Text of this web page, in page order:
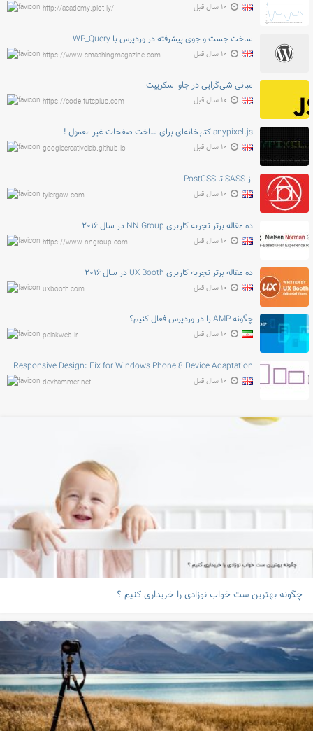
http://academy.plot.ly/ ۱۰ سال قبل
ساخت جست و جوی پیشرفته در وردپرس با WP_Query
https://www.smashingmagazine.com ۱۰ سال قبل
مبانی شی‌گرایی در جاوااسکریپت
https://code.tutsplus.com ۱۰ سال قبل
anypixel.js کتابخانه‌ای برای ساخت صفحات غیر معمول !
googlecreativelab.github.io ۱۰ سال قبل
از SASS تا PostCSS
tylergaw.com ۱۰ سال قبل
ده مقاله برتر تجربه کاربری NN Group در سال ۲۰۱۶
https://www.nngroup.com ۱۰ سال قبل
ده مقاله برتر تجربه کاربری UX Booth در سال ۲۰۱۶
uxbooth.com ۱۰ سال قبل
چگونه AMP را در وردپرس فعال کنیم؟
pelakweb.ir ۱۰ سال قبل
Responsive Design: Fix for Windows Phone 8 Device Adaptation
devhammer.net ۱۰ سال قبل
چگونه بهترین ست خواب نوزادی را خریداری کنیم ؟